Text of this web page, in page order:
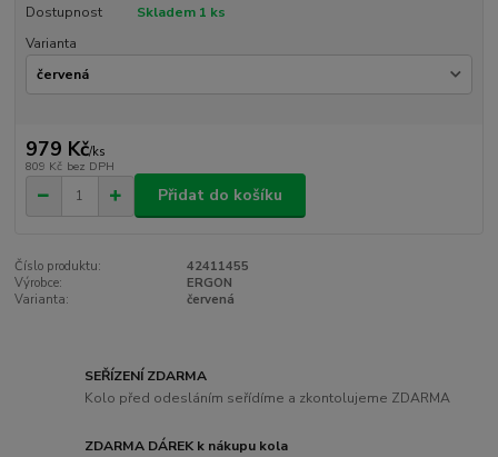
Dostupnost
Skladem 1 ks
Varianta
979 Kč/ks
809 Kč bez DPH
Přidat do košíku
Číslo produktu:
42411455
Výrobce:
ERGON
Varianta:
červená
SEŘÍZENÍ ZDARMA
Kolo před odesláním seřídíme a zkontolujeme ZDARMA
ZDARMA DÁREK k nákupu kola